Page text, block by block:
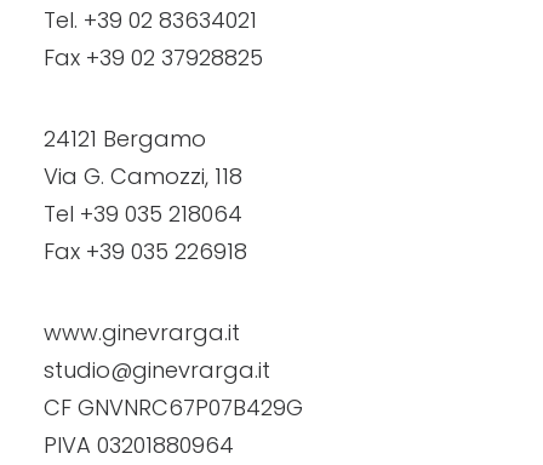
Tel. +39 02 83634021
Fax +39 02 37928825
24121 Bergamo
Via G. Camozzi, 118
Tel +39 035 218064
Fax +39 035 226918
www.ginevrarga.it
studio@ginevrarga.it
CF GNVNRC67P07B429G
PIVA 03201880964